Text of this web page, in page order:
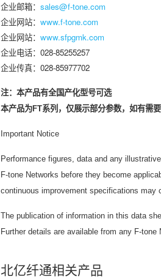
企业邮箱： sales@f-tone.com
企业网站： www.f-tone.com
企业网站： www.sfpgmk.com
企业电话：028-85255257
企业传真：028-85977702
注：本产品有全国产化型号可选
本产品为FT系列，仅展示部分参数，如有需要
Important Notice
Performance figures, data and any
F-tone Networks before they become
continuous improvement specifications may
The publication of information in this data
Further details are available from any F-
北亿纤通相关产品